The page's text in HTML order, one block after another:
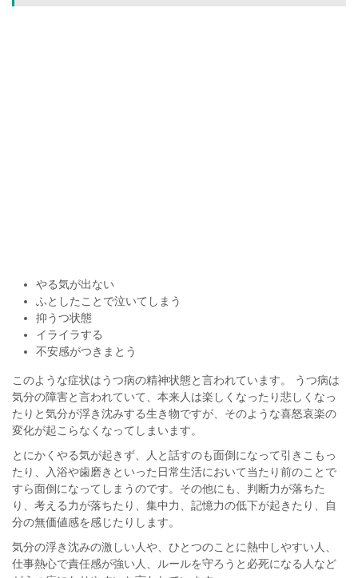
やる気が出ない
ふとしたことで泣いてしまう
抑うつ状態
イライラする
不安感がつきまとう
このような症状はうつ病の精神状態と言われています。 うつ病は
気分の障害と言われていて、本来人は楽しくなったり悲しくなっ
たりと気分が浮き沈みする生き物ですが、そのような喜怒哀楽の
変化が起こらなくなってしまいます。
とにかくやる気が起きず、人と話すのも面倒になって引きこもっ
たり、入浴や歯磨きといった日常生活において当たり前のことで
すら面倒になってしまうのです。その他にも、判断力が落ちた
り、考える力が落ちたり、集中力、記憶力の低下が起きたり、自
分の無価値感を感じたりします。
気分の浮き沈みの激しい人や、ひとつのことに熱中しやすい人、
仕事熱心で責任感が強い人、ルールを守ろうと必死になる人など